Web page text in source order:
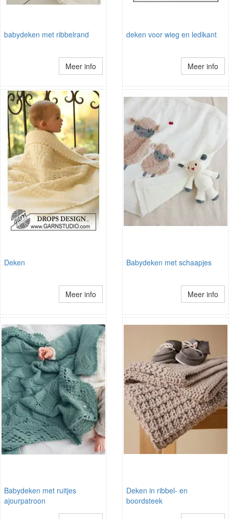
babydeken met ribbelrand
Meer info
deken voor wieg en ledikant
Meer info
Deken
Meer info
Babydeken met schaapjes
Meer info
Babydeken met ruitjes
ajourpatroon
Deken in ribbel- en
boordsteek